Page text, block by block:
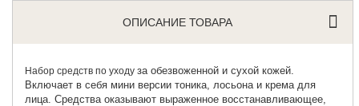
ОПИСАНИЕ ТОВАРА
Набор средств по уходуза обезвоженной и сухой кожей.
Включает в себя мини версии тоника, лосьона и крема для
лица. Средства оказывают выраженное восстанавливающее,